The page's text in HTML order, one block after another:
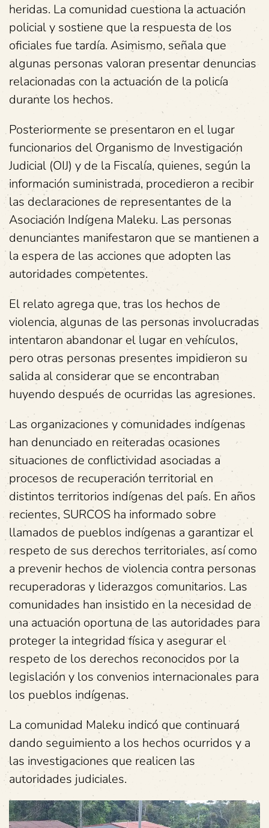
heridas. La comunidad cuestiona la actuación
policial y sostiene que la respuesta de los
oficiales fue tardía. Asimismo, señala que
algunas personas valoran presentar denuncias
relacionadas con la actuación de la policía
durante los hechos.
Posteriormente se presentaron en el lugar
funcionarios del Organismo de Investigación
Judicial (OIJ) y de la Fiscalía, quienes, según la
información suministrada, procedieron a recibir
las declaraciones de representantes de la
Asociación Indígena Maleku. Las personas
denunciantes manifestaron que se mantienen a
la espera de las acciones que adopten las
autoridades competentes.
El relato agrega que, tras los hechos de
violencia, algunas de las personas involucradas
intentaron abandonar el lugar en vehículos,
pero otras personas presentes impidieron su
salida al considerar que se encontraban
huyendo después de ocurridas las agresiones.
Las organizaciones y comunidades indígenas
han denunciado en reiteradas ocasiones
situaciones de conflictividad asociadas a
procesos de recuperación territorial en
distintos territorios indígenas del país. En años
recientes, SURCOS ha informado sobre
llamados de pueblos indígenas a garantizar el
respeto de sus derechos territoriales, así como
a prevenir hechos de violencia contra personas
recuperadoras y liderazgos comunitarios. Las
comunidades han insistido en la necesidad de
una actuación oportuna de las autoridades para
proteger la integridad física y asegurar el
respeto de los derechos reconocidos por la
legislación y los convenios internacionales para
los pueblos indígenas.
La comunidad Maleku indicó que continuará
dando seguimiento a los hechos ocurridos y a
las investigaciones que realicen las
autoridades judiciales.